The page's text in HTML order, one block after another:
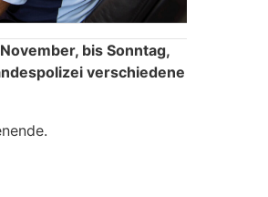
bis Sonntag,
verschiedene